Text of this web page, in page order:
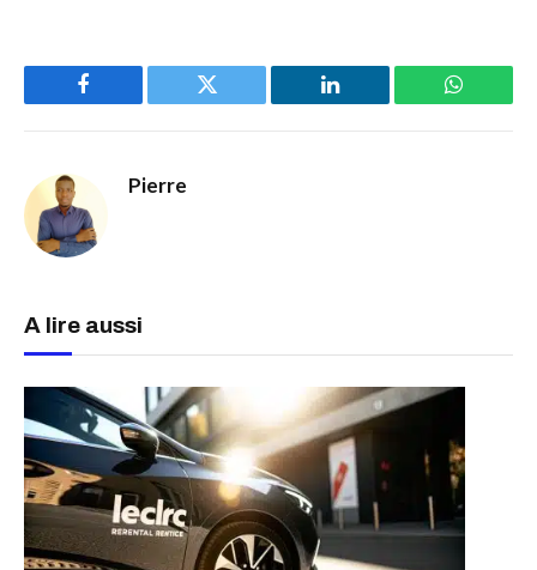
Facebook Twitter LinkedIn
Pierre
A lire aussi